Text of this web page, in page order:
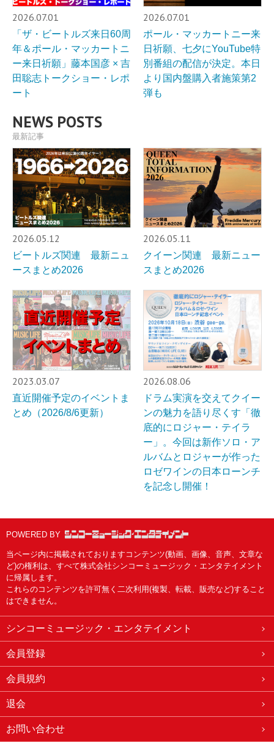
2026.07.01
「ザ・ビートルズ来日60周
年＆ポール・マッカートニ
ー来日祈願」藤本国彦 × 吉
田聡志トークショー・レポ
ート
2026.07.01
ポール・マッカートニー来
日祈願、七夕にYouTube特
別番組の配信が決定。本日
より国内盤購入者施策第2
弾も
NEWS POSTS
最新記事
2026.05.12
ビートルズ関連 最新ニュ
ースまとめ2026
2026.05.11
クイーン関連 最新ニュー
スまとめ2026
2023.03.07
直近開催予定のイベントま
とめ（2026/8/6更新）
2026.08.06
ドラム実演を交えてクイー
ンの魅力を語り尽くす「徹
底的にロジャー・テイラ
ー」。今回は新作ソロ・ア
ルバムとロジャーが作った
ロゼワインの日本ローンチ
を記念し開催！
POWERED BY
当ページ内に掲載されておりますコンテンツ(動画、画像、音声、文章な
ど)の権利は、すべて株式会社シンコーミュージック・エンタテイメント
に帰属します。
これらのコンテンツを許可無く二次利用(複製、転載、販売など)すること
はできません。
シンコーミュージック・エンタテイメント
会員登録
会員規約
退会
お問い合わせ